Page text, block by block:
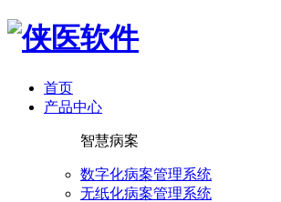
首页
产品中心
智慧病案
数字化病案管理系统
无纸化病案管理系统